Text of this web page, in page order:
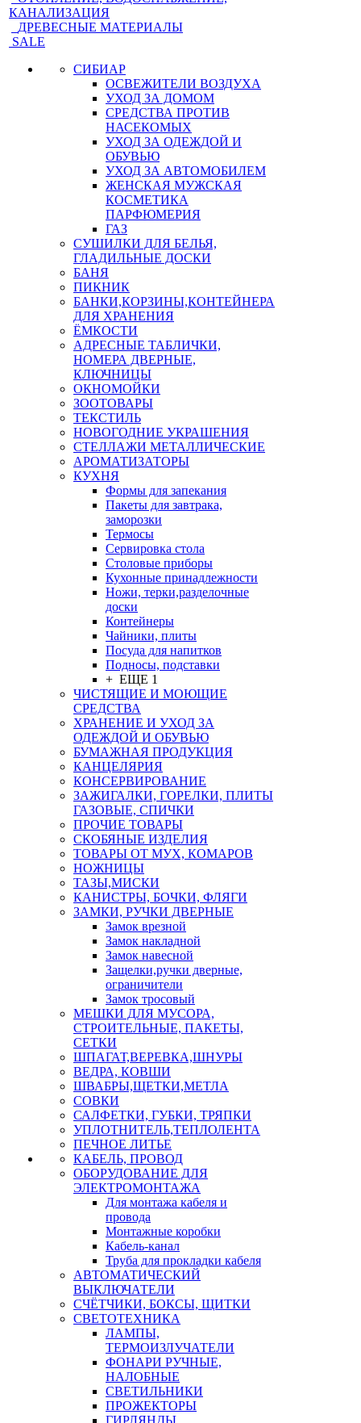
КАНАЛИЗАЦИЯ
ДРЕВЕСНЫЕ МАТЕРИАЛЫ
SALE
СИБИАР
ОСВЕЖИТЕЛИ ВОЗДУХА
УХОД ЗА ДОМОМ
СРЕДСТВА ПРОТИВ
НАСЕКОМЫХ
УХОД ЗА ОДЕЖДОЙ И
ОБУВЬЮ
УХОД ЗА АВТОМОБИЛЕМ
ЖЕНСКАЯ МУЖСКАЯ
КОСМЕТИКА
ПАРФЮМЕРИЯ
ГАЗ
СУШИЛКИ ДЛЯ БЕЛЬЯ,
ГЛАДИЛЬНЫЕ ДОСКИ
БАНЯ
ПИКНИК
БАНКИ,КОРЗИНЫ,КОНТЕЙНЕРА
ДЛЯ ХРАНЕНИЯ
ЁМКОСТИ
АДРЕСНЫЕ ТАБЛИЧКИ,
НОМЕРА ДВЕРНЫЕ,
КЛЮЧНИЦЫ
ОКНОМОЙКИ
ЗООТОВАРЫ
ТЕКСТИЛЬ
НОВОГОДНИЕ УКРАШЕНИЯ
СТЕЛЛАЖИ МЕТАЛЛИЧЕСКИЕ
АРОМАТИЗАТОРЫ
КУХНЯ
Формы для запекания
Пакеты для завтрака,
заморозки
Термосы
Сервировка стола
Столовые приборы
Кухонные принадлежности
Ножи, терки,разделочные
доски
Контейнеры
Чайники, плиты
Посуда для напитков
Подносы, подставки
+ ЕЩЕ 1
ЧИСТЯЩИЕ И МОЮЩИЕ
СРЕДСТВА
ХРАНЕНИЕ И УХОД ЗА
ОДЕЖДОЙ И ОБУВЬЮ
БУМАЖНАЯ ПРОДУКЦИЯ
КАНЦЕЛЯРИЯ
КОНСЕРВИРОВАНИЕ
ЗАЖИГАЛКИ, ГОРЕЛКИ, ПЛИТЫ
ГАЗОВЫЕ, СПИЧКИ
ПРОЧИЕ ТОВАРЫ
СКОБЯНЫЕ ИЗДЕЛИЯ
ТОВАРЫ ОТ МУХ, КОМАРОВ
НОЖНИЦЫ
ТАЗЫ,МИСКИ
КАНИСТРЫ, БОЧКИ, ФЛЯГИ
ЗАМКИ, РУЧКИ ДВЕРНЫЕ
Замок врезной
Замок накладной
Замок навесной
Защелки,ручки дверные,
ограничители
Замок тросовый
МЕШКИ ДЛЯ МУСОРА,
СТРОИТЕЛЬНЫЕ, ПАКЕТЫ,
СЕТКИ
ШПАГАТ,ВЕРЕВКА,ШНУРЫ
ВЕДРА, КОВШИ
ШВАБРЫ,ЩЕТКИ,МЕТЛА
СОВКИ
САЛФЕТКИ, ГУБКИ, ТРЯПКИ
УПЛОТНИТЕЛЬ,ТЕПЛОЛЕНТА
ПЕЧНОЕ ЛИТЬЕ
КАБЕЛЬ, ПРОВОД
ОБОРУДОВАНИЕ ДЛЯ
ЭЛЕКТРОМОНТАЖА
Для монтажа кабеля и
провода
Монтажные коробки
Кабель-канал
Труба для прокладки кабеля
АВТОМАТИЧЕСКИЙ
ВЫКЛЮЧАТЕЛИ
СЧЁТЧИКИ, БОКСЫ, ЩИТКИ
СВЕТОТЕХНИКА
ЛАМПЫ,
ТЕРМОИЗЛУЧАТЕЛИ
ФОНАРИ РУЧНЫЕ,
НАЛОБНЫЕ
СВЕТИЛЬНИКИ
ПРОЖЕКТОРЫ
ГИРЛЯНДЫ